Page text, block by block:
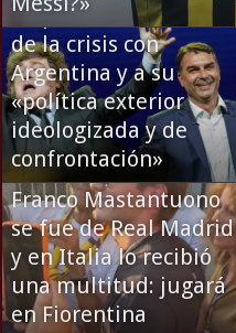
culpó a Lula da Silva
de la crisis con
Argentina y a su
«política exterior
ideologizada y de
confrontación»
Franco Mastantuono
se fue de Real Madrid
y en Italia lo recibió
una multitud: jugará
en Fiorentina